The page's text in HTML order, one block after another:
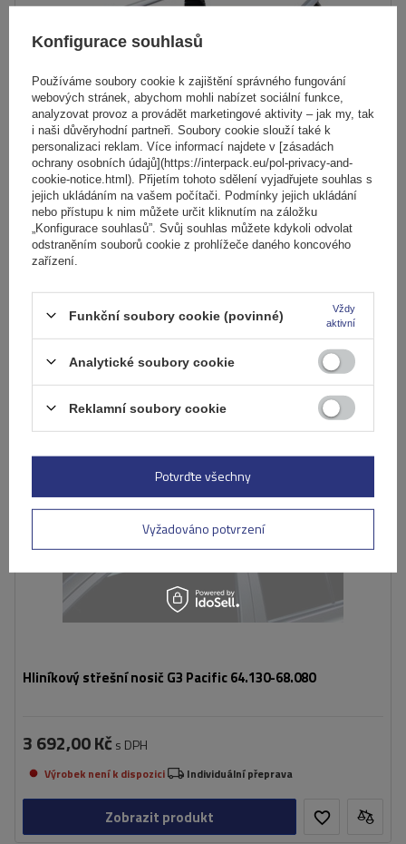
Hliníkový střešní nosič G3 Pacific Aero 64.230-68.080
5 093,00 Kčs DPH
Produkt dostupný ve velkém množství
Přidat
do
DOČASNĚ NEDOSTUPNÉ
Hliníkový střešní nosič G3 Pacific 64.130-68.080
3 692,00 Kč s DPH
Výrobek není k dispozici Individuální přeprava
Zobrazit produkt
Konfigurace souhlasů
Používáme soubory cookie k zajištění správného fungování
webových stránek, abychom mohli nabízet sociální funkce,
analyzovat provoz a provádět marketingové aktivity – jak my, tak
i naši důvěryhodní partneři. Soubory cookie slouží také k
personalizaci reklam. Více informací najdete v [zásadách
ochrany osobních údajů](https://interpack.eu/pol-privacy-and-
cookie-notice.html). Přijetím tohoto sdělení vyjadřujete souhlas s
jejich ukládáním na vašem počítači. Podmínky jejich ukládání
nebo přístupu k nim můžete určit kliknutím na záložku
„Konfigurace souhlasů”. Svůj souhlas můžete kdykoli odvolat
odstraněním souborů cookie z prohlížeče daného koncového
zařízení.
Funkční soubory cookie (povinné)
Vždy
aktivní
Analytické soubory cookie
Reklamní soubory cookie
Vyžadováno potvrzení
Potvrďte všechny